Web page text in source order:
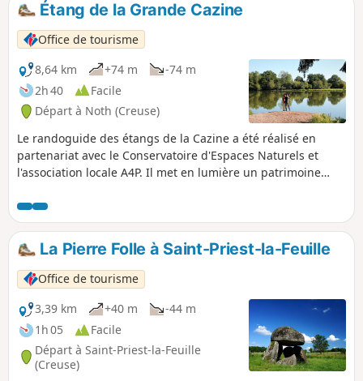
Étang de la Grande Cazine
Office de tourisme
8,64 km
+74 m
-74 m
2h 40
Facile
Départ à Noth (Creuse)
Le randoguide des étangs de la Cazine a été réalisé en
partenariat avec le Conservatoire d'Espaces Naturels et
l'association locale A4P. Il met en lumière un patrimoine
conversion écologique. L'itinéraire agréable alterne les
points de vue distants et les parages immédiats de ces
milieux humides. Dans la mesure du possible, pensez à
vous équiper d'un smartphone pour bénéficier des
informations distillées tout au long du parcours.
La Pierre Folle à Saint-Priest-la-Feuille
Office de tourisme
3,39 km
+40 m
-44 m
1h 05
Facile
Départ à Saint-Priest-la-Feuille
(Creuse)